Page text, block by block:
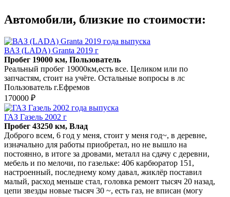
Автомобили, близкие по стоимости:
ВАЗ (LADA) Granta 2019 г
Пробег 19000 км, Пользователь
Реальный пробег 19000км,есть все. Целиком или по
запчастям, стоит на учёте. Остальные вопросы в лс
Пользователь г.Ефремов
170000 ₽
ГАЗ Газель 2002 г
Пробег 43250 км, Влад
Доброго всем, 6 год у меня, стоит у меня год~, в деревне,
изначально для работы приобретал, но не вышло на
постоянно, в итоге за дровами, металл на сдачу с деревни,
мебель и по мелочи, по газельке: 406 карбюратор 151,
настроенный, последнему кому давал, жиклёр поставил
малый, расход меньше стал, головка ремонт тысяч 20 назад,
цепи звезды новые тысяч 30 ~, есть газ, не вписан (могу